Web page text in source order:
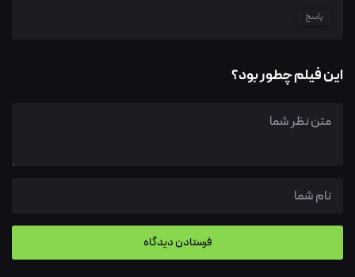
پاسخ
این فیلم چطور بود؟